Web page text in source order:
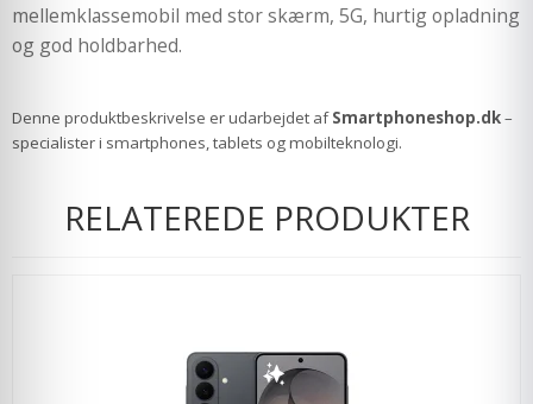
mellemklassemobil med stor skærm, 5G, hurtig opladning
og god holdbarhed.
Denne produktbeskrivelse er udarbejdet afSmartphoneshop.dk–
specialister i smartphones, tablets og mobilteknologi.
RELATEREDE PRODUKTER